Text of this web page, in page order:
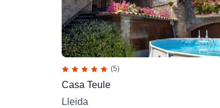
(5)
Casa Teule
Lleida